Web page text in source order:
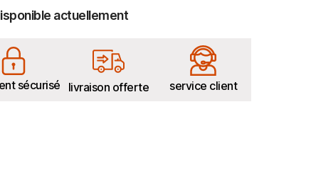
actuellement
sécurisé livraison offerte service client